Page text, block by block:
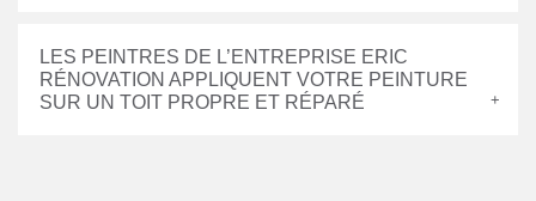
LES PEINTRES DE L’ENTREPRISE ERIC
RÉNOVATION APPLIQUENT VOTRE PEINTURE
SUR UN TOIT PROPRE ET RÉPARÉ